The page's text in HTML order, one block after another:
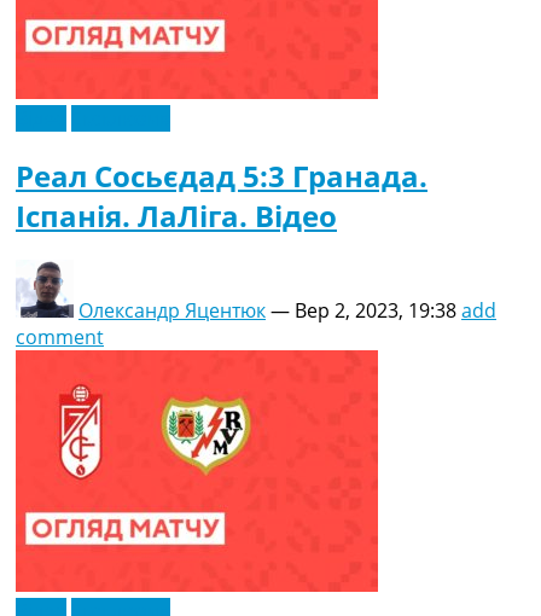
Реал Сосьєдад 5:3 Гранада.
Іспанія. ЛаЛіга. Відео
Олександр Яцентюк— Вер 2, 2023, 19:38add
comment